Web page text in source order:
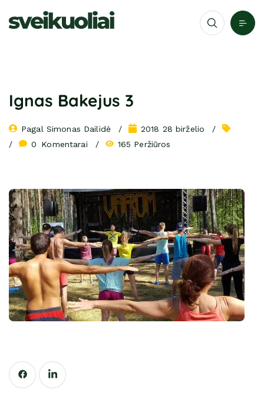
Ignas Bakejus 3
Pagal Simonas Dailidė
2018 28 birželio
0
Komentarai 165 Peržiūros